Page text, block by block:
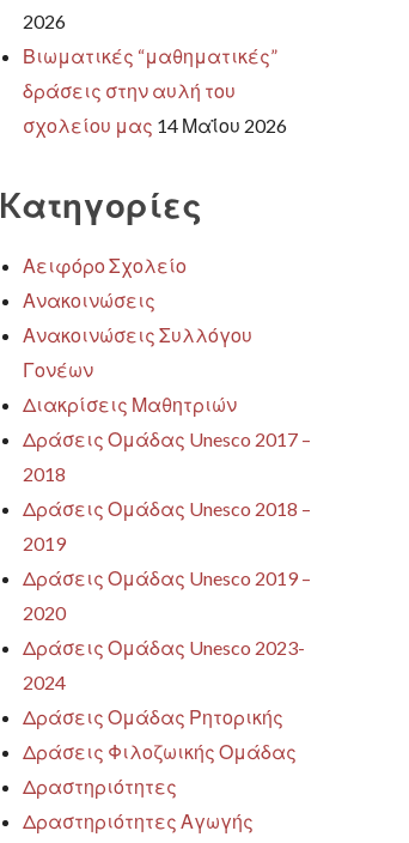
2026
Βιωματικές “μαθηματικές”
δράσεις στην αυλή του
σχολείου μας 14 Μαΐου 2026
Kατηγορίες
Αειφόρο Σχολείο
Ανακοινώσεις
Ανακοινώσεις Συλλόγου
Γονέων
Διακρίσεις Μαθητριών
Δράσεις Ομάδας Unesco 2017 –
2018
Δράσεις Ομάδας Unesco 2018 –
2019
Δράσεις Ομάδας Unesco 2019 –
2020
Δράσεις Ομάδας Unesco 2023-
2024
Δράσεις Ομάδας Ρητορικής
Δράσεις Φιλοζωικής Ομάδας
Δραστηριότητες
Δραστηριότητες Αγωγής